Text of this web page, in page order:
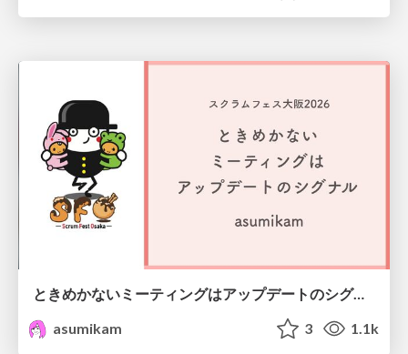
ときめかないミーティングはアップデートのシグナル #scrumosaka
asumikam
3 1.1k